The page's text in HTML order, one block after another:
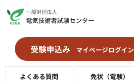
よくある質問 免状（電験）
受験申込み マイページログイン